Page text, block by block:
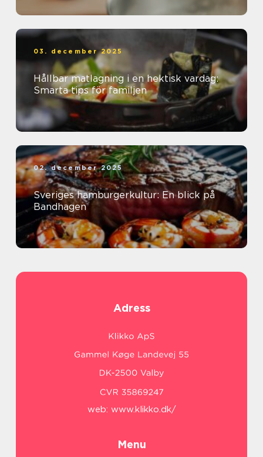
03. december 2025
Hållbar matlagning i en hektisk vardag:
Smarta tips för familjen
02. december 2025
Sveriges hamburgerkultur: En blick på
Bandhagen
Adress
web: www.klikko.dk/
Menu